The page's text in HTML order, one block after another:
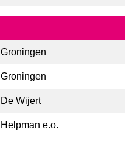
Groningen
Groningen
De Wijert
Helpman e.o.